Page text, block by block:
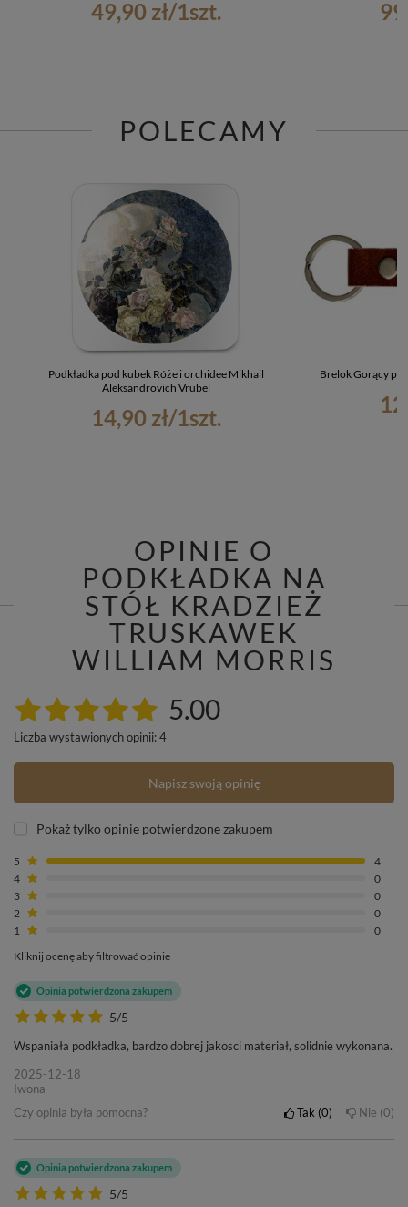
49,90 zł/1szt.
POLECAMY
Podkładka pod kubek Róże i orchidee Mikhail
Aleksandrovich Vrubel
14,90 zł/1szt.
Brelok Gorący
OPINIE O
PODKŁADKA NA
STÓŁ KRADZIEŻ
TRUSKAWEK
WILLIAM MORRIS
5.00
Liczba wystawionych opinii: 4
Napisz swoją opinię
Pokaż tylko opinie potwierdzone zakupem
5
4
4
0
3
0
2
0
1
0
Kliknij ocenę aby filtrować opinie
5/5
Opinia potwierdzona zakupem
Wspaniała podkładka, bardzo dobrej jakosci materiał, solidnie wykonana.
2025-12-18
Iwona
Czy opinia była pomocna?
Tak 0 Nie 0
5/5
Opinia potwierdzona zakupem